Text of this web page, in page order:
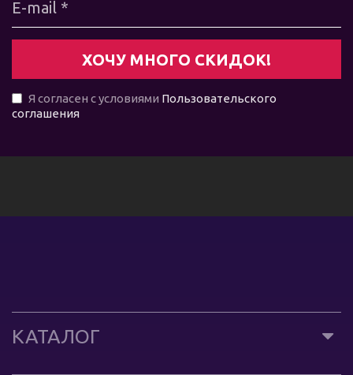
Я согласен с условиями Пользовательского
соглашения
КАТАЛОГ